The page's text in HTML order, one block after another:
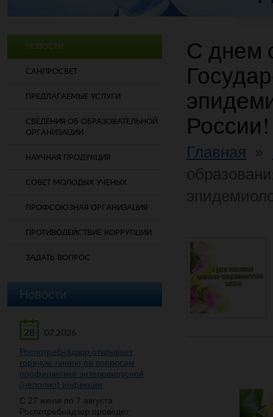
НОВОСТИ
САНПРОСВЕТ
ПРЕДЛАГАЕМЫЕ УСЛУГИ
СВЕДЕНИЯ ОБ ОБРАЗОВАТЕЛЬНОЙ
ОРГАНИЗАЦИИ
НАУЧНАЯ ПРОДУКЦИЯ
СОВЕТ МОЛОДЫХ УЧЕНЫХ
ПРОФСОЮЗНАЯ ОРГАНИЗАЦИЯ
ПРОТИВОДЕЙСТВИЕ КОРРУПЦИИ
ЗАДАТЬ ВОПРОС
Новости
28
07.2026
Роспотребнадзор открывает
горячую линию по вопросам
профилактики энтеровирусной
(неполио) инфекции
С 27 июля по 7 августа
Роспотребнадзор проведет
С днем
России!
Главная